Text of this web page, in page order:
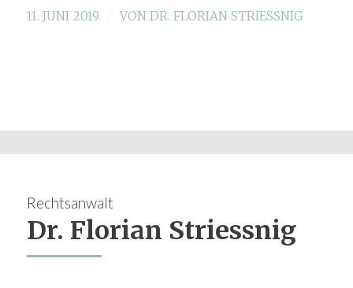
11. JUNI 2019 VON DR. FLORIAN STRIESSNIG
Rechtsanwalt
Dr. Florian Striessnig